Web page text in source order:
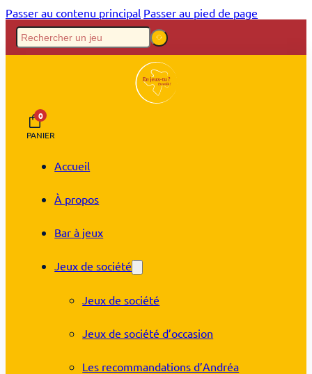
Passer au contenu principal Passer au pied de page
0
PANIER
Accueil
À propos
Bar à jeux
Jeux de société
Jeux de société
Jeux de société d’occasion
Les recommandations d’Andréa